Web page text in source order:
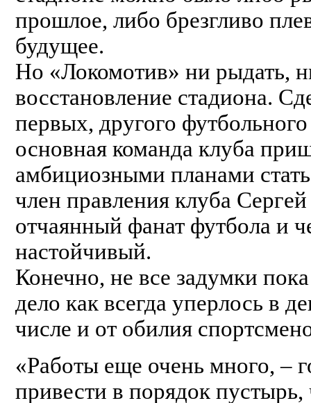
прошлое, либо брезгливо
будущее.
Но «Локомотив» ни рыдать,
восстановление стадиона.
первых, другого
основная команда клуба
амбициозными планами
член правления клуба
отчаянный фанат футбола и
настойчивый.
Конечно, не все задумки
дело как всегда уперлось в
числе и от обилия
«Работы еще очень много, –
привести в порядок